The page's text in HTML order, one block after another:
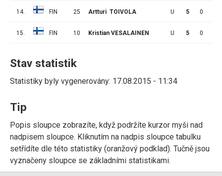
14. FIN 25 Artturi TOIVOLA U 5 0
15. FIN 10 Kristian VESALAINEN U 5 0
Stav statistik
Statistiky byly vygenerovány: 17.08.2015 - 11:34
Tip
Popis sloupce zobrazíte, když podržíte kurzor myši nad
nadpisem sloupce. Kliknutím na nadpis sloupce tabulku
setřídíte dle této statistiky (oranžový podklad). Tučně jsou
vyznačeny sloupce se základními statistikami.